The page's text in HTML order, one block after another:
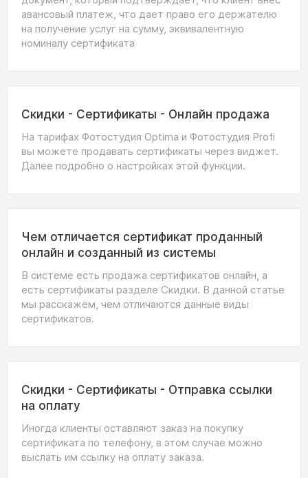
авансовый платеж, что дает право его держателю
на получение услуг на сумму, эквивалентную
номиналу сертификата
Скидки - Сертификаты - Онлайн продажа
На тарифах Фотостудия Optima и Фотостудия Profi
вы можете продавать сертификаты через виджет.
Далее подробно о настройках этой функции.
Чем отличается сертификат проданный
онлайн и созданный из системы
В системе есть продажа сертификатов онлайн, а
есть сертификаты разделе Скидки. В данной статье
мы расскажем, чем отличаются данные виды
сертификатов.
Скидки - Сертификаты - Отправка ссылки
на оплату
Иногда клиенты оставляют заказ на покупку
сертификата по телефону, в этом случае можно
выслать им ссылку на оплату заказа.